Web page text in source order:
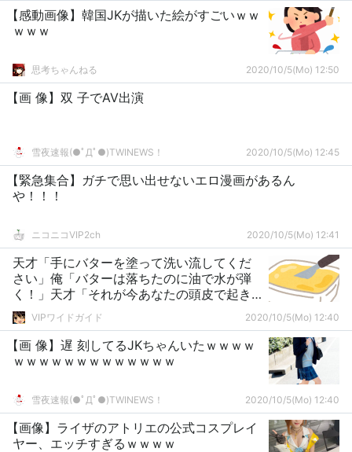
【感動画像】韓国JKが描いた絵がすごいｗｗ
ｗｗｗ
思考ちゃんねる 2020/10/5(Mo) 12:50
【画 像】双 子でAV出演
雪夜速報(●ﾟДﾟ●)TWINEWS！ 2020/10/5(Mo) 12:45
【緊急集合】ガチで思い出せないエロ漫画があるん
や！！！
ニコニコVIP2ch 2020/10/5(Mo) 12:41
天才「手にバターを塗って洗い流してくだ
さい」俺「バターは落ちたのに油で水が弾
く！」天才「それが今あなたの頭皮で起き
ています」
VIPワイドガイド 2020/10/5(Mo) 12:40
【画 像】遅 刻してるJKちゃんいたｗｗｗｗ
ｗｗｗｗｗｗｗｗｗｗｗｗｗ
雪夜速報(●ﾟДﾟ●)TWINEWS！ 2020/10/5(Mo) 12:40
【画像】ライザのアトリエの公式コスプレイ
ヤー、エッチすぎるｗｗｗｗ